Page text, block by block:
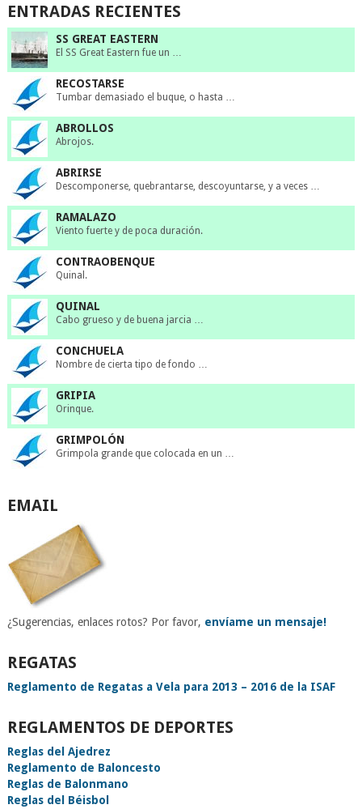
ENTRADAS RECIENTES
SS GREAT EASTERN
El SS Great Eastern fue un …
RECOSTARSE
Tumbar demasiado el buque, o hasta …
ABROLLOS
Abrojos.
ABRIRSE
Descomponerse, quebrantarse, descoyuntarse, y a veces …
RAMALAZO
Viento fuerte y de poca duración.
CONTRAOBENQUE
Quinal.
QUINAL
Cabo grueso y de buena jarcia …
CONCHUELA
Nombre de cierta tipo de fondo …
GRIPIA
Orinque.
GRIMPOLÓN
Grimpola grande que colocada en un …
EMAIL
¿Sugerencias, enlaces rotos? Por favor, envíame un mensaje!
REGATAS
Reglamento de Regatas a Vela para 2013 – 2016 de la ISAF
REGLAMENTOS DE DEPORTES
Reglas del Ajedrez
Reglamento de Baloncesto
Reglas de Balonmano
Reglas del Béisbol